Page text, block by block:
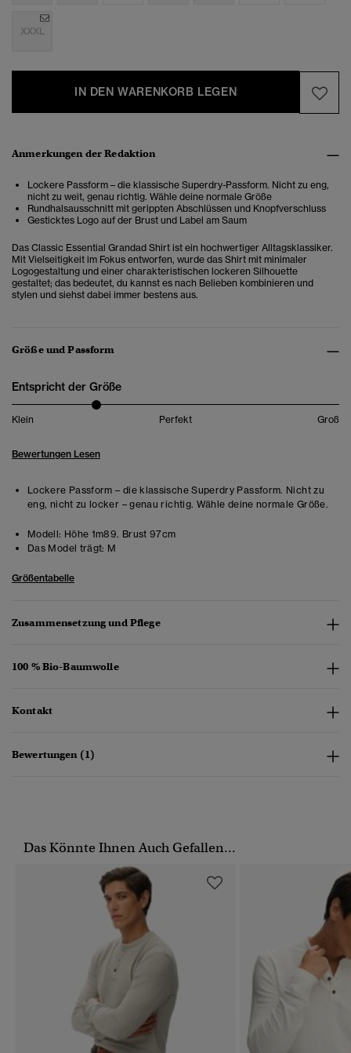
XXXL
IN DEN WARENKORB LEGEN
Anmerkungen der Redaktion
Lockere Passform – die klassische Superdry-Passform. Nicht zu eng,
nicht zu weit, genau richtig. Wähle deine normale Größe
Rundhalsausschnitt mit gerippten Abschlüssen und Knopfverschluss
Gesticktes Logo auf der Brust und Label am Saum
Das Classic Essential Grandad Shirt ist ein hochwertiger Alltagsklassiker.
Mit Vielseitigkeit im Fokus entworfen, wurde das Shirt mit minimaler
Logogestaltung und einer charakteristischen lockeren Silhouette
gestaltet; das bedeutet, du kannst es nach Belieben kombinieren und
stylen und siehst dabei immer bestens aus.
Größe und Passform
Entspricht der Größe
Klein Perfekt Groß
Bewertungen Lesen
Lockere Passform – die klassische Superdry Passform. Nicht zu
eng, nicht zu locker – genau richtig. Wähle deine normale Größe.
Modell: Höhe 1m89. Brust 97cm
Das Model trägt: M
Größentabelle
Zusammensetzung und Pflege
100 % Bio-Baumwolle
Kontakt
Bewertungen (1)
Das Könnte Ihnen Auch Gefallen...